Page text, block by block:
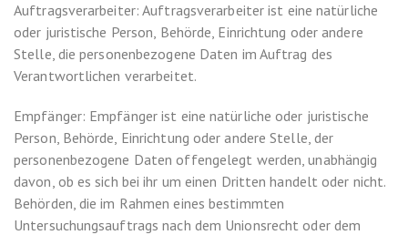
Auftragsverarbeiter: Auftragsverarbeiter ist eine natürliche
oder juristische Person, Behörde, Einrichtung oder andere
Stelle, die personenbezogene Daten im Auftrag des
Verantwortlichen verarbeitet.
Empfänger: Empfänger ist eine natürliche oder juristische
Person, Behörde, Einrichtung oder andere Stelle, der
personenbezogene Daten offengelegt werden, unabhängig
davon, ob es sich bei ihr um einen Dritten handelt oder nicht.
Behörden, die im Rahmen eines bestimmten
Untersuchungsauftrags nach dem Unionsrecht oder dem